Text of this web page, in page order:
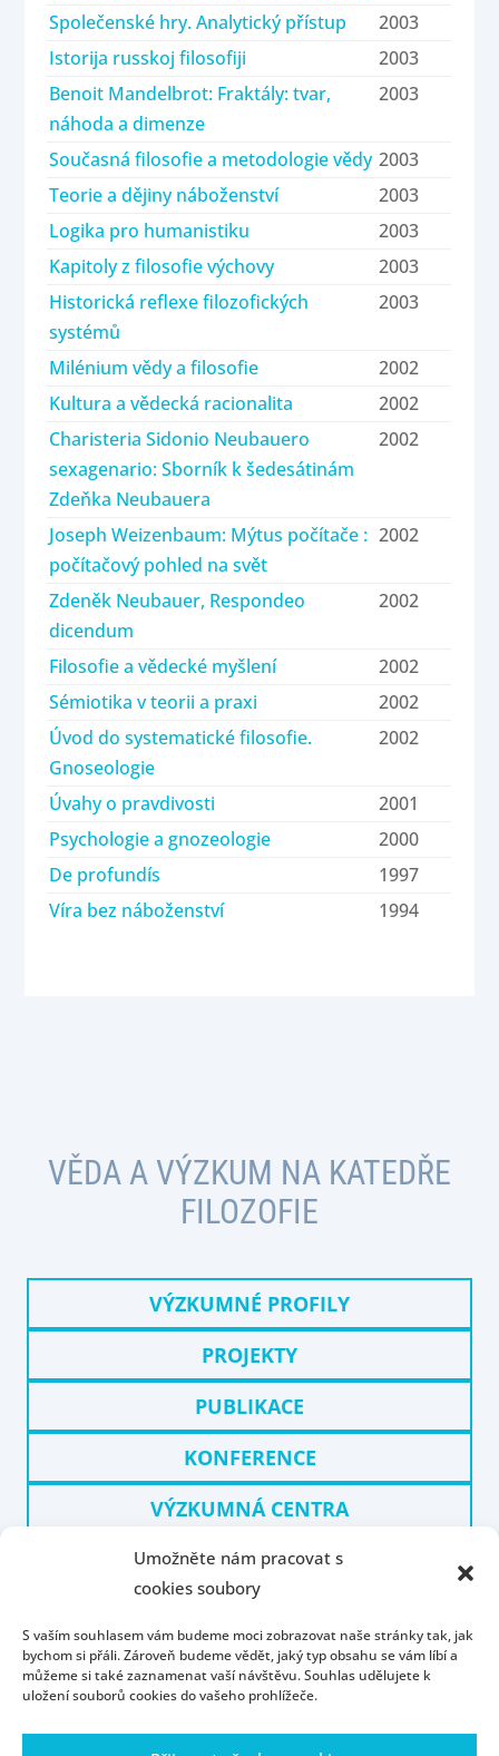
Umožněte nám pracovat s
cookies soubory
S vaším souhlasem vám budeme moci zobrazovat naše stránky tak, jak
bychom si přáli. Zároveň budeme vědět, jaký typ obsahu se vám líbí a
můžeme si také zaznamenat vaší návštěvu. Souhlas udělujete k
uložení souborů cookies do vašeho prohlížeče.
Společenské hry. Analytický přístup
2003
Istorija russkoj filosofiji
2003
Benoit Mandelbrot: Fraktály: tvar,
náhoda a dimenze
2003
Současná filosofie a metodologie vědy 2003
Teorie a dějiny náboženství
2003
Logika pro humanistiku
2003
Kapitoly z filosofie výchovy
2003
Historická reflexe filozofických
systémů
2003
Milénium vědy a filosofie
2002
Kultura a vědecká racionalita
2002
Charisteria Sidonio Neubauero
sexagenario: Sborník k šedesátinám
Zdeňka Neubauera
2002
Joseph Weizenbaum: Mýtus počítače :
počítačový pohled na svět
2002
Zdeněk Neubauer, Respondeo
dicendum
2002
Filosofie a vědecké myšlení
2002
Sémiotika v teorii a praxi
2002
Úvod do systematické filosofie.
Gnoseologie
2002
Úvahy o pravdivosti
2001
Psychologie a gnozeologie
2000
De profundís
1997
Víra bez náboženství
1994
VĚDA A VÝZKUM NA KATEDŘE
FILOZOFIE
VÝZKUMNÉ PROFILY
PROJEKTY
PUBLIKACE
KONFERENCE
VÝZKUMNÁ CENTRA
KUDĚJ
Úvod Kontakt
Konzultační hodiny